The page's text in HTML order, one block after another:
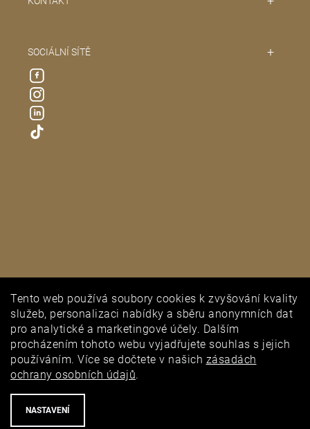
Tento web používá soubory cookies k zvyšování kvality
služeb, personalizaci nabídky a sběru anonymních dat
pro analytické a marketingové účely. Dalším
procházením tohoto webu vyjadřujete souhlas s jejich
používáním. Více se dočtete v našich zásadách
ochrany osobních údajů.
NASTAVENÍ
SOCIÁLNÍ SÍTĚ
PUNCOVNÍ ÚŘAD